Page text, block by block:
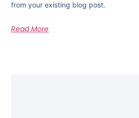
from your existing blog post.
Read More